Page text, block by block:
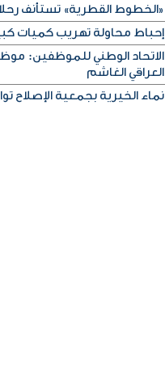
«الخطوط القطرية» تستأنف
إحباط محاولة تهريب كميات
الاتحاد الوطني للموظفين:
العراقي الغاشم
نماء الخيرية بجمعية الإصلاح